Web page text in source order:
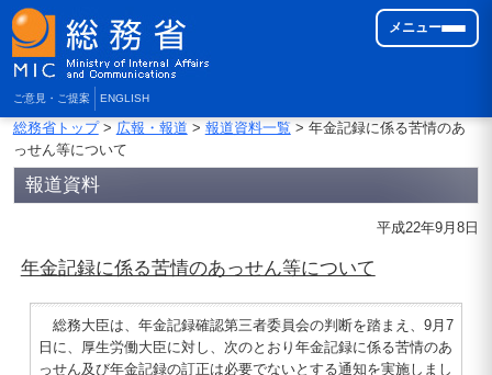
ご意見・ご提案 ENGLISH
メニュー
総務省トップ> 広報・報道 > 報道資料一覧> 年金記録に係る苦情のあ
っせん等について
報道資料
平成22年9月8日
年金記録に係る苦情のあっせん等について
総務大臣は、年金記録確認第三者委員会の判断を踏まえ、9月7
日に、厚生労働大臣に対し、次のとおり年金記録に係る苦情のあ
っせん及び年金記録の訂正は必要でないとする通知を実施しまし